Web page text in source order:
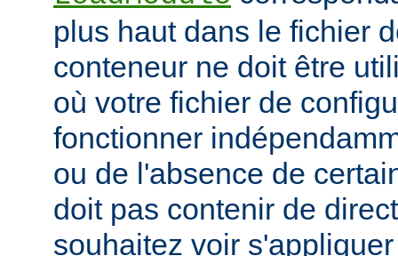
plus haut dans le fichier
conteneur ne doit être
où votre fichier de
fonctionner
ou de l'absence de
doit pas contenir de
souhaitez voir